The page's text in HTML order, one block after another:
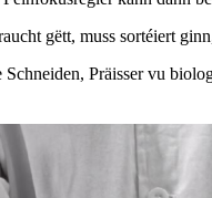
gëtt, muss sortéiert
Präisser vu